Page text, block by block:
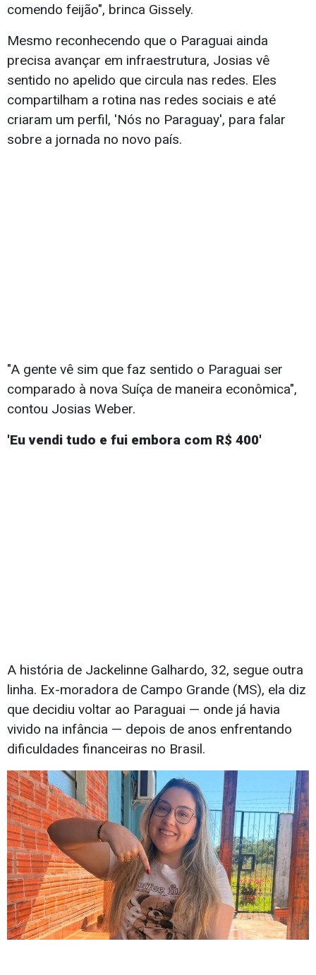
comendo feijão", brinca Gissely.
Mesmo reconhecendo que o Paraguai ainda
precisa avançar em infraestrutura, Josias vê
sentido no apelido que circula nas redes. Eles
compartilham a rotina nas redes sociais e até
criaram um perfil, 'Nós no Paraguay', para falar
sobre a jornada no novo país.
"A gente vê sim que faz sentido o Paraguai ser
comparado à nova Suíça de maneira econômica",
contou Josias Weber.
'Eu vendi tudo e fui embora com R$ 400'
A história de Jackelinne Galhardo, 32, segue outra
linha. Ex-moradora de Campo Grande (MS), ela diz
que decidiu voltar ao Paraguai — onde já havia
vivido na infância — depois de anos enfrentando
dificuldades financeiras no Brasil.